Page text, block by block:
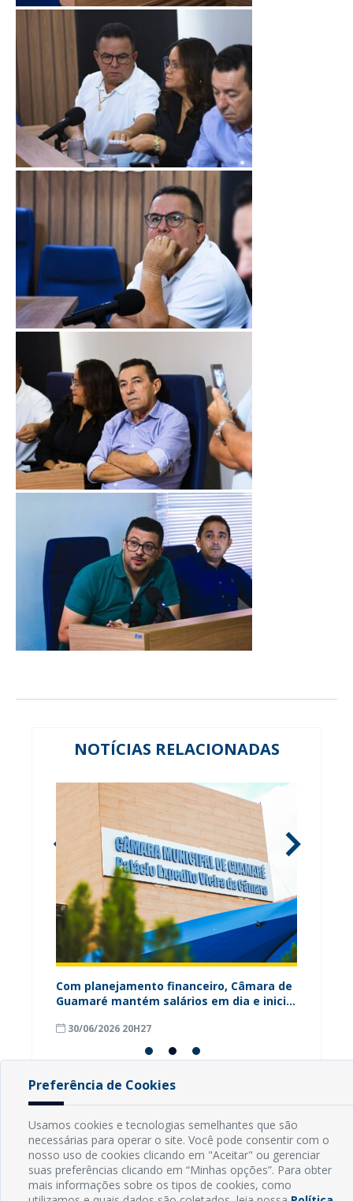
NOTÍCIAS RELACIONADAS
Com planejamento financeiro, Câmara de
Guamaré mantém salários em dia e inicia
30/06/2026 20H27
INFORMAÇÕES
Endereço: Rua Capitão Vicente de Brito, S/N - Centro
CEP: 59598-000 - Guamaré - RN
Contato: (84) 3525-2032
Preferência de Cookies
Usamos cookies e tecnologias semelhantes que são
necessárias para operar o site. Você pode consentir com o
nosso uso de cookies clicando em "Aceitar" ou gerenciar
suas preferências clicando em “Minhas opções”. Para obter
mais informações sobre os tipos de cookies, como